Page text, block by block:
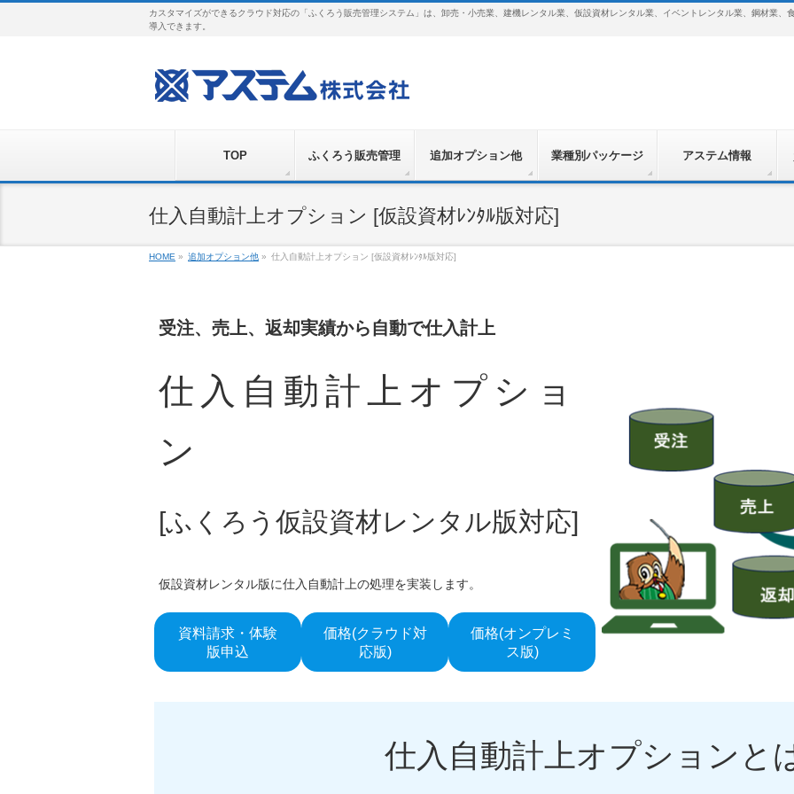
カスタマイズができるクラウド対応の「ふくろう販売管理システム」は、卸売・小売業、建機レンタル業、仮設資材レンタル業、イベントレンタル業、鋼材業
導入できます。
TOP ふくろう販売管理 追加オプション他 業種別パッケージ アステム情報
仕入自動計上オプション [仮設資材ﾚﾝﾀﾙ版対応]
HOME » 追加オプション他 » 仕入自動計上オプション [仮設資材ﾚﾝﾀﾙ版対応]
受注、売上、返却実績から自動で仕入計上
仕入自動計上オプショ
ン
[ふくろう仮設資材レンタル版対応]
仮設資材レンタル版に仕入自動計上の処理を実装します。
資料請求・体験
版申込
価格(クラウド対
応版)
価格(オンプレミ
ス版)
仕入自動計上オプションと